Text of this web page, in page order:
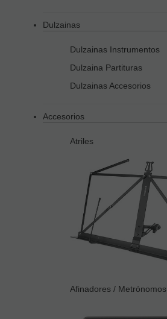
Dulzainas
Dulzainas Instrumentos
Dulzaina Partituras
Dulzainas Accesorios
Accesorios
Atriles
Afinadores / Metrónomos